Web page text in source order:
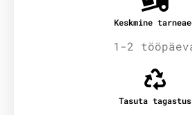
Keskmine
1-2
Tasuta tagastus